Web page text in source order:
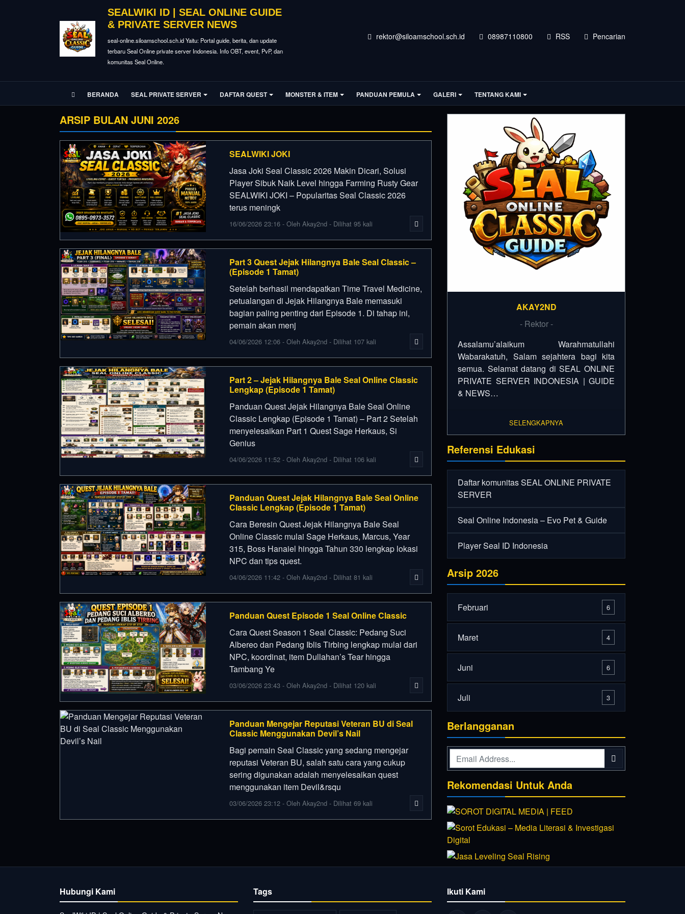
SEALWIKI ID | SEAL ONLINE GUIDE
& PRIVATE SERVER NEWS
seal-online.siloamschool.sch.id Yaitu: Portal guide, berita, dan update
terbaru Seal Online private server Indonesia. Info OBT, event, PvP, dan
komunitas Seal Online.
rektor@siloamschool.sch.id 08987110800 RSS Pencarian
BERANDA SEAL PRIVATE SERVER DAFTAR QUEST MONSTER & ITEM PANDUAN PEMULA GALERI TENTANG KAMI
ARSIP BULAN JUNI 2026
SEALWIKI JOKI
Jasa Joki Seal Classic 2026 Makin Dicari, Solusi
Player Sibuk Naik Level hingga Farming Rusty Gear
SEALWIKI JOKI – Popularitas Seal Classic 2026
terus meningk
16/06/2026 23:16 - Oleh Akay2nd - Dilihat 95 kali
Part 3 Quest Jejak Hilangnya Bale Seal Classic –
(Episode 1 Tamat)
Setelah berhasil mendapatkan Time Travel Medicine,
petualangan di Jejak Hilangnya Bale memasuki
bagian paling penting dari Episode 1. Di tahap ini,
pemain akan menj
04/06/2026 12:06 - Oleh Akay2nd - Dilihat 107 kali
Part 2 – Jejak Hilangnya Bale Seal Online Classic
Lengkap (Episode 1 Tamat)
Panduan Quest Jejak Hilangnya Bale Seal Online
Classic Lengkap (Episode 1 Tamat) – Part 2 Setelah
menyelesaikan Part 1 Quest Sage Herkaus, Si
Genius
04/06/2026 11:52 - Oleh Akay2nd - Dilihat 106 kali
Panduan Quest Jejak Hilangnya Bale Seal Online
Classic Lengkap (Episode 1 Tamat)
Cara Beresin Quest Jejak Hilangnya Bale Seal
Online Classic mulai Sage Herkaus, Marcus, Year
315, Boss Hanaiel hingga Tahun 330 lengkap lokasi
NPC dan tips quest.
04/06/2026 11:42 - Oleh Akay2nd - Dilihat 81 kali
Panduan Quest Episode 1 Seal Online Classic
Cara Quest Season 1 Seal Classic: Pedang Suci
Albereo dan Pedang Iblis Tirbing lengkap mulai dari
NPC, koordinat, item Dullahan’s Tear hingga
Tambang Ye
03/06/2026 23:43 - Oleh Akay2nd - Dilihat 120 kali
Panduan Mengejar Reputasi Veteran BU di Seal
Classic Menggunakan Devil’s Nail
Bagi pemain Seal Classic yang sedang mengejar
reputasi Veteran BU, salah satu cara yang cukup
sering digunakan adalah menyelesaikan quest
menggunakan item Devil&rsqu
03/06/2026 23:12 - Oleh Akay2nd - Dilihat 69 kali
AKAY2ND
- Rektor -
Assalamu’alaikum Warahmatullahi
Wabarakatuh, Salam sejahtera bagi kita
semua. Selamat datang di SEAL ONLINE
PRIVATE SERVER INDONESIA | GUIDE
& NEWS…
SELENGKAPNYA
Referensi Edukasi
Daftar komunitas SEAL ONLINE PRIVATE
SERVER
Seal Online Indonesia – Evo Pet & Guide
Player Seal ID Indonesia
Arsip 2026
Februari 6
Maret 4
Juni 6
Juli 3
Berlangganan
Rekomendasi Untuk Anda
Hubungi Kami Tags Ikuti Kami